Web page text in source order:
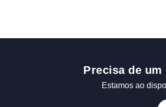
Precisa de
Estamos ao